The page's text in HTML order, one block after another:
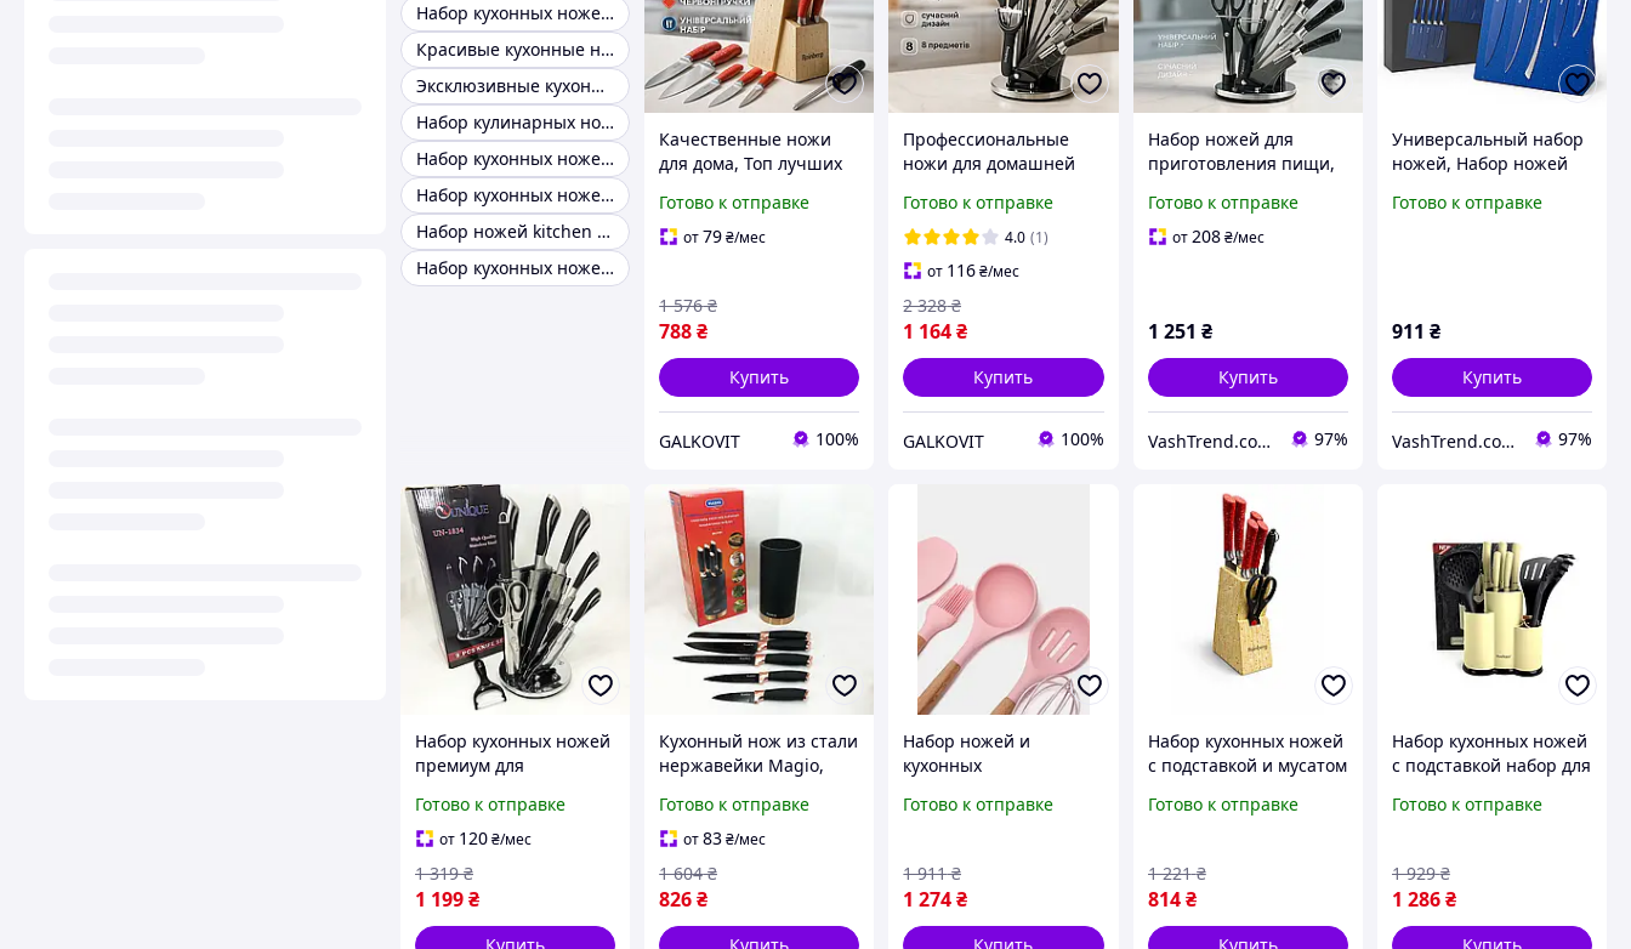
Набор кухонных ножей ручной работы
Красивые кухонные ножи
Эксклюзивные кухонные ножи
Набор кулинарных ножей
Набор кухонных ножей в чехле
Набор кухонных ножей huohou
Набор ножей kitchen knife set
Набор кухонных ножей 12шт
Качественные ножи
для дома, Топ лучших
Набор металлических
ножей CT-71
Готово к отправке
от79₴/мес
788₴
1 576 ₴
Купить
GALKOVIT 100%
Профессиональные
ножи для домашней
домашние,
Професиональный
кухонный набор ножей
RT-39
Готово к отправке
4.0 (1)
от 116₴/мес
1 164₴
2 328 ₴
Купить
GALKOVIT 100%
Набор ножей для
приготовления пищи,
нержавеющей стали,
Набор ножей бытовой
Готово к отправке
от208 ₴/мес
1 251 ₴
Купить
VashTrend.com.ua - Рознично-оптовый интернет магазин! 97%
Универсальный набор
ножей, Набор ножей
пищи, Нержавеющий
Готово к отправке
911 ₴
Купить
VashTrend.com.ua - Рознично-оптовый интернет магазин! 97%
Набор кухонных ножей
премиум для
подставкой и точилкой
из нержавеющей
Готово к отправке
от 120₴/мес
1 199₴
1 319 ₴
Купить
Кухонный нож из стали
нержавейки Magio,
ножи, Набор литых
кухонных ножей RH-76
Готово к отправке
от83₴/мес
826₴
1 604 ₴
Купить
Набор ножей и
кухонных
предметов для
комплект BROWN
Готово к отправке
1 274₴
1 911 ₴
Купить
Набор кухонных ножей
с подставкой и мусатом
пищи 5 ножей
Готово к отправке
814 ₴
1 221 ₴
Купить
Набор кухонных ножей
с подставкой набор для
для приготовления
Готово к отправке
1 286₴
1 929 ₴
Купить